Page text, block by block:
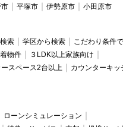
平塚市 伊勢原市 小田原市
索 学区から検索
こだわり条件
物件
３LDK以上家族向け
ースペース2台以上
カウンターキッ
ローンシミュレーション